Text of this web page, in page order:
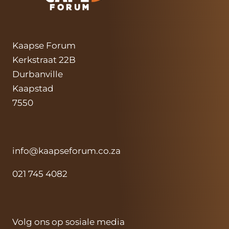
Kaapse Forum
Kerkstraat 22B
Durbanville
Kaapstad
7550
info@kaapseforum.co.za
021 745 4082
Volg ons op sosiale media